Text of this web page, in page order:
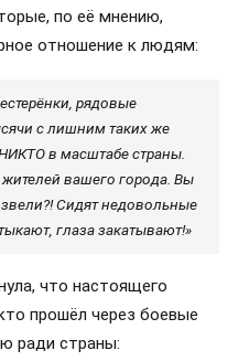
по её мнению,
отношение к людям:
рядовые
с лишним таких же
в масштабе страны.
вашего города. Вы
Сидят недовольные
глаза закатывают!»
что настоящего
прошёл через боевые
ради страны: